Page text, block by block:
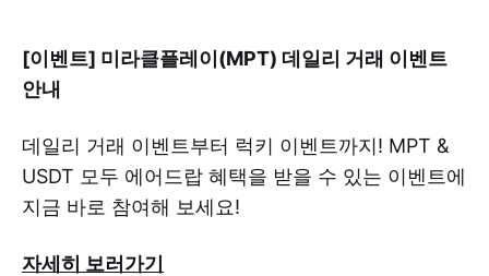
[이벤트] 미라클플레이(MPT) 데일리 거래 이벤트
안내
데일리 거래 이벤트부터 럭키 이벤트까지! MPT &
USDT 모두 에어드랍 혜택을 받을 수 있는 이벤트에
지금 바로 참여해 보세요!
자세히 보러가기